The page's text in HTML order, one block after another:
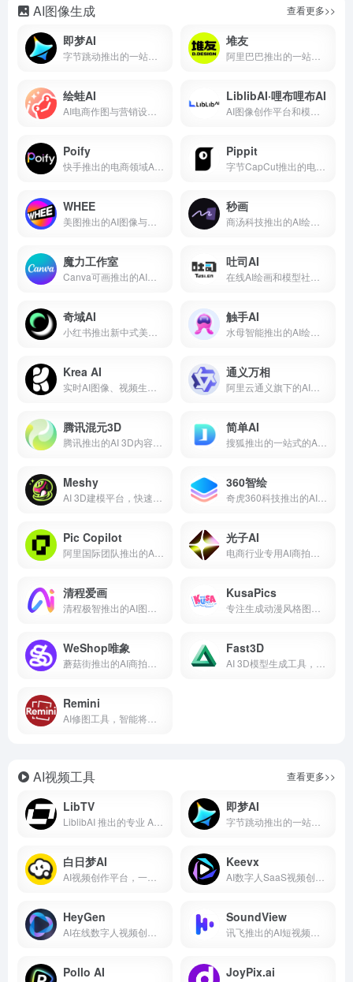
AI图像生成 查看更多>>
即梦AI
字节跳动推出的一站式AI创作平台
堆友
阿里巴巴推出的一站式AI设计平台
绘蛙AI
AI电商作图与营销设计工具
LiblibAI·哩布哩布AI
AI图像创作平台和模型分享社区
Poify
快手推出的电商领域AI图像创作与处理工具
Pippit
字节CapCut推出的电商AI营销内容创作平台
WHEE
美图推出的AI图像与素材生成工具
秒画
商汤科技推出的AI绘画创作平台
魔力工作室
Canva可画推出的AI设计工具集合
吐司AI
在线AI绘画和模型社区平台
奇域AI
小红书推出新中式美学的AI绘画创作平台
触手AI
水母智能推出的AI绘画平台
Krea AI
实时AI图像、视频生成和编辑平台
通义万相
阿里云通义旗下的AI创意作画平台
腾讯混元3D
腾讯推出的AI 3D内容创作平台
简单AI
搜狐推出的一站式的AI图片生成平台和社区
Meshy
AI 3D建模平台，快速从文本和图像生成高质量3D模型
360智绘
奇虎360科技推出的AI图片生成和绘画工具
Pic Copilot
阿里国际团队推出的AI商品营销图制作工具
光子AI
电商行业专用AI商拍工具
清程爱画
清程极智推出的AI图像与视频生成平台
KusaPics
专注生成动漫风格图像的AI绘图平台
WeShop唯象
蘑菇街推出的AI商拍工具
Fast3D
AI 3D模型生成工具，一键实现文字或图片转3D模型
Remini
AI修图工具，智能将模糊照片变清晰
AI视频工具 查看更多>>
LibTV
LiblibAI 推出的专业 AI 视频创作平台
即梦AI
字节跳动推出的一站式AI创作平台
白日梦AI
AI视频创作平台，一键生成故事视频
Keevx
AI数字人SaaS视频创作平台
HeyGen
AI在线数字人视频创作平台
SoundView
讯飞推出的AI短视频创作平台
Pollo AI JoyPix.ai